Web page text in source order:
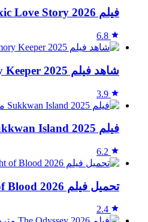
فيلم A Toxic Love Story 2026 مترجم HD
6.8
شاهد فيلم The Memory Keeper 2025 مترجم HD
3.9
فيلم Sukkwan Island 2025 مترجم HD
6.2
تحميل فيلم Night of Blood 2026 مترجم HD
2.4